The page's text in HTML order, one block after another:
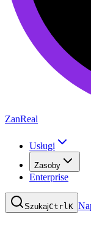
ZanReal
Usługi
Zasoby
Enterprise
SzukajCtrlK